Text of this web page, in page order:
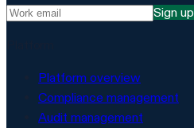
Sign up
Platform overview
Compliance management
Audit management